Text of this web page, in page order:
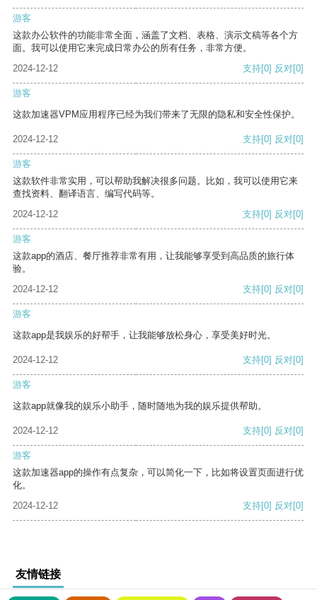
游客
这款办公软件的功能非常全面，涵盖了文档、表格、演示文稿等各个方
面。我可以使用它来完成日常办公的所有任务，非常方便。
2024-12-12
支持[0] 反对[0]
游客
这款加速器VPM应用程序已经为我们带来了无限的隐私和安全性保护。
2024-12-12 支持[0] 反对[0]
游客
这款软件非常实用，可以帮助我解决很多问题。比如，我可以使用它来
查找资料、翻译语言、编写代码等。
2024-12-12
支持[0] 反对[0]
游客
这款app的酒店、餐厅推荐非常有用，让我能够享受到高品质的旅行体
验。
2024-12-12
支持[0] 反对[0]
游客
这款app是我娱乐的好帮手，让我能够放松身心，享受美好时光。
2024-12-12 支持[0] 反对[0]
游客
这款app就像我的娱乐小助手，随时随地为我的娱乐提供帮助。
2024-12-12 支持[0] 反对[0]
游客
这款加速器app的操作有点复杂，可以简化一下，比如将设置页面进行优
化。
2024-12-12
支持[0] 反对[0]
友情链接